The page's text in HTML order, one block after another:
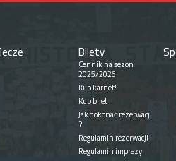
Bilety
Cennik na sezon
2025/2026
Kup karnet!
Kup bilet
Jak dokonać rezerwacji
?
Regulamin rezerwacji
Regulamin imprezy